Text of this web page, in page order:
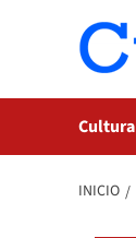
Cultura
INICIO